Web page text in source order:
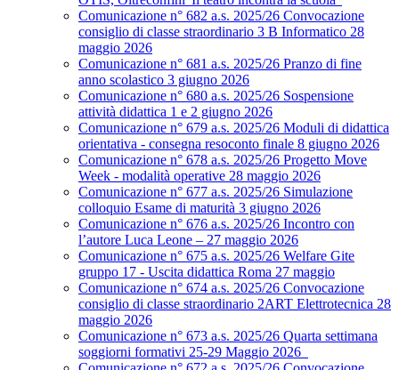
Comunicazione n° 682 a.s. 2025/26 Convocazione
consiglio di classe straordinario 3 B Informatico 28
maggio 2026
Comunicazione n° 681 a.s. 2025/26 Pranzo di fine
anno scolastico 3 giugno 2026
Comunicazione n° 680 a.s. 2025/26 Sospensione
attività didattica 1 e 2 giugno 2026
Comunicazione n° 679 a.s. 2025/26 Moduli di didattica
orientativa - consegna resoconto finale 8 giugno 2026
Comunicazione n° 678 a.s. 2025/26 Progetto Move
Week - modalità operative 28 maggio 2026
Comunicazione n° 677 a.s. 2025/26 Simulazione
colloquio Esame di maturità 3 giugno 2026
Comunicazione n° 676 a.s. 2025/26 Incontro con
l’autore Luca Leone – 27 maggio 2026
Comunicazione n° 675 a.s. 2025/26 Welfare Gite
gruppo 17 - Uscita didattica Roma 27 maggio
Comunicazione n° 674 a.s. 2025/26 Convocazione
consiglio di classe straordinario 2ART Elettrotecnica 28
maggio 2026
Comunicazione n° 673 a.s. 2025/26 Quarta settimana
soggiorni formativi 25-29 Maggio 2026